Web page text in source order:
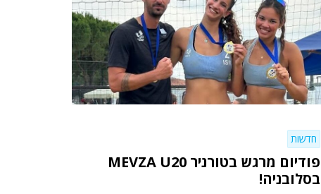
חדשות
פודיום מרגש בטורניר MEVZA U20
בסלובניה!